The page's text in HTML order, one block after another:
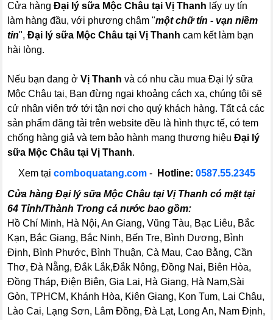
Cửa hàngĐại lý sữa Mộc Châu tại Vị Thanh lấy uy tín
làm hàng đầu, với phương châm "một chữ tín - vạn niềm
tin",Đại lý sữa Mộc Châu tại Vị Thanh cam kết làm bạn
hài lòng.
Nếu bạn đang ởVị Thanh và có nhu cầu mua Đại lý sữa
Mộc Châu tại, Bạn đừng ngại khoảng cách xa, chúng tôi sẽ
cử nhân viên trở tới tận nơi cho quý khách hàng. Tất cả các
sản phẩm đăng tải trên website đều là hình thực tế, có tem
chống hàng giả và tem bảo hành mang thương hiệuĐại lý
sữa Mộc Châu tại Vị Thanh.
Xem tại comboquatang.com- Hotline: 0587.55.2345
Cửa hàng Đại lý sữa Mộc Châu tại Vị Thanh có mặt tại
64 Tỉnh/Thành Trong cả nước bao gồm:
Hồ Chí Minh, Hà Nội, An Giang, Vũng Tàu, Bạc Liêu, Bắc
Kạn, Bắc Giang, Bắc Ninh, Bến Tre, Bình Dương, Bình
Định, Bình Phước, Bình Thuận, Cà Mau, Cao Bằng, Cần
Thơ, Đà Nẵng, Đắk Lắk,Đắk Nông, Đồng Nai, Biên Hòa,
Đồng Tháp, Điện Biên, Gia Lai, Hà Giang, Hà Nam,Sài
Gòn, TPHCM, Khánh Hòa, Kiên Giang, Kon Tum, Lai Châu,
Lào Cai, Lạng Sơn, Lâm Đồng, Đà Lạt, Long An, Nam Định,